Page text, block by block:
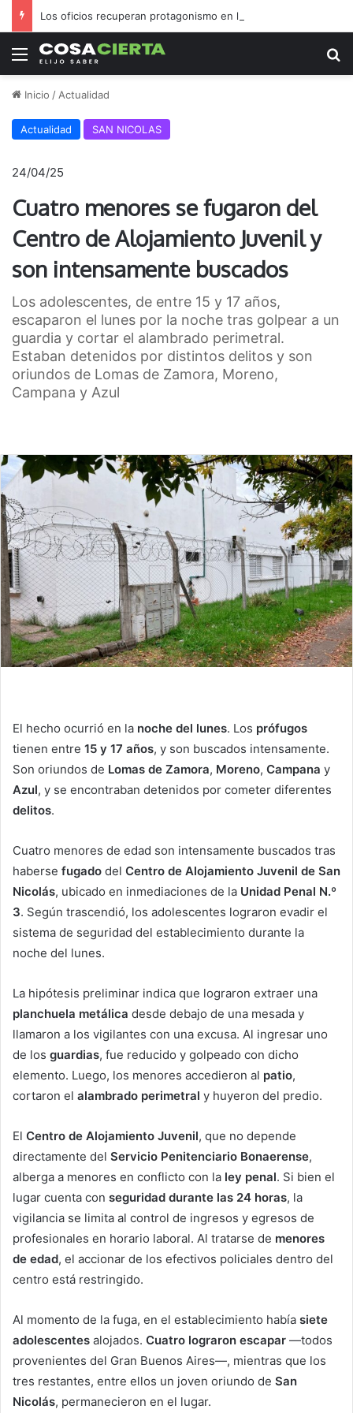
Los oficios recuperan protagonismo en la ciudad
Menú
Inicio / Actualidad
Actualidad SAN NICOLAS
24/04/25
Cuatro menores se fugaron del
Centro de Alojamiento Juvenil y
son intensamente buscados
Los adolescentes, de entre 15 y 17 años,
escaparon el lunes por la noche tras golpear a un
guardia y cortar el alambrado perimetral.
Estaban detenidos por distintos delitos y son
oriundos de Lomas de Zamora, Moreno,
Campana y Azul
El hecho ocurrió en la noche del lunes. Los prófugos
tienen entre 15 y 17 años, y son buscados intensamente.
Son oriundos de Lomas de Zamora, Moreno, Campana y
Azul, y se encontraban detenidos por cometer diferentes
delitos.
Cuatro menores de edad son intensamente buscados tras
haberse fugado del Centro de Alojamiento Juvenil de San
Nicolás, ubicado en inmediaciones de la Unidad Penal N.º
3. Según trascendió, los adolescentes lograron evadir el
sistema de seguridad del establecimiento durante la
noche del lunes.
La hipótesis preliminar indica que lograron extraer una
planchuela metálica desde debajo de una mesada y
llamaron a los vigilantes con una excusa. Al ingresar uno
de los guardias, fue reducido y golpeado con dicho
elemento. Luego, los menores accedieron al patio,
cortaron el alambrado perimetral y huyeron del predio.
El Centro de Alojamiento Juvenil, que no depende
directamente del Servicio Penitenciario Bonaerense,
alberga a menores en conflicto con la ley penal. Si bien el
lugar cuenta con seguridad durante las 24 horas, la
vigilancia se limita al control de ingresos y egresos de
profesionales en horario laboral. Al tratarse de menores
de edad, el accionar de los efectivos policiales dentro del
centro está restringido.
Al momento de la fuga, en el establecimiento había siete
adolescentes alojados. Cuatro lograron escapar —todos
provenientes del Gran Buenos Aires—, mientras que los
tres restantes, entre ellos un joven oriundo de San
Nicolás, permanecieron en el lugar.